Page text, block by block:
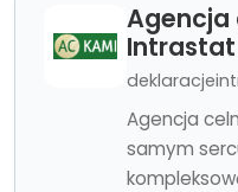
Agencja
Intrastat
Agencja
samym